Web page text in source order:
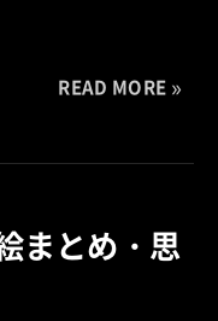
READ MORE
まとめ・思